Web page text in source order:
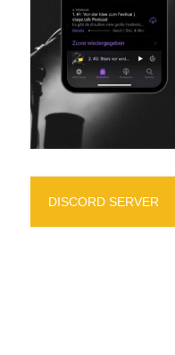
DISCORD SERVER